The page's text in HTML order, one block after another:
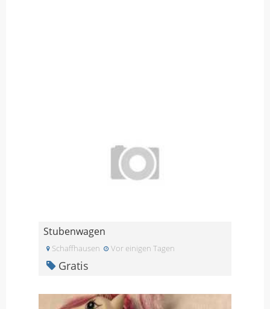
Stubenwagen
Schaffhausen Vor einigen Tagen
Gratis